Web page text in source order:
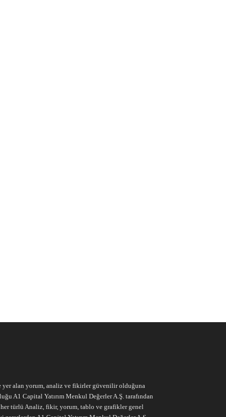
yer alan yorum, analiz ve fikirler güvenilir olduğuna
A1 Capital Yatırım Menkul Değerler A.Ş. tarafından
türlü Analiz, fikir, yorum, tablo ve grafikler genel